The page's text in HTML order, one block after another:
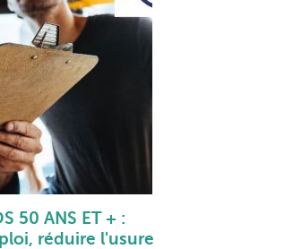
50 ANS ET + :
réduire l'usure